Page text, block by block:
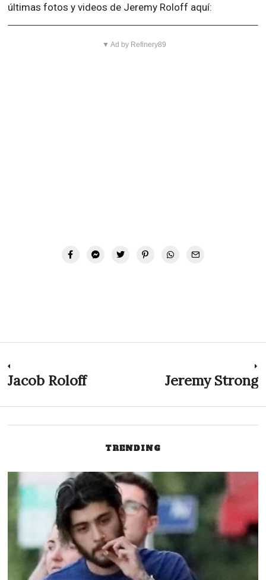
últimas fotos y videos de Jeremy Roloff aquí:
▼ Ad by Refinery89
Navegación
de
Previous
Jacob Roloff Jeremy Strong
TRENDING